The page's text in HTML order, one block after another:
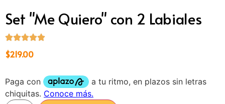
Set "Me Quiero" con 2 Labiales
$219.00